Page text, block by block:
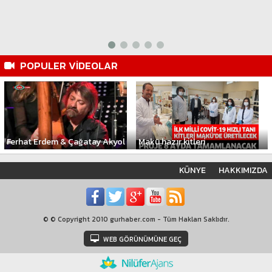
POPULER VİDEOLAR
Ferhat Erdem & Çağatay Akyol Makü hazır kitleri
KÜNYE HAKKIMIZDA
© © Copyright 2010 gurhaber.com - Tüm Hakları Saklıdır.
WEB GÖRÜNÜMÜNE GEÇ